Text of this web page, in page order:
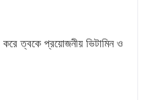
করে ত্বকে প্রয়োজনীয় ভিটামিন ও